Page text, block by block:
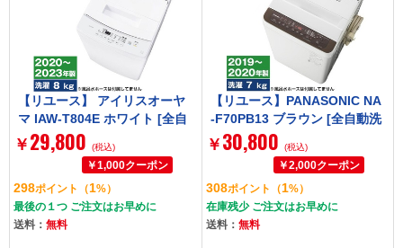
【リユース】 アイリスオーヤ
マ IAW-T804E ホワイト [全自
動洗濯機 (8.0kg)] [2020～202
3年製]
￥ 29,800 (税込)
298ポイント （1%）
最後の１つ ご注文はお早めに
送料：無料
【リユース】PANASONIC NA
-F70PB13 ブラウン [全自動洗
濯機 (7.0kg)] [2019～2020年
製]
￥ 30,800 (税込)
308ポイント （1%）
在庫残少 ご注文はお早めに
送料： 無料